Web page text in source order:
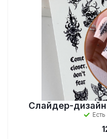
Слайдер-